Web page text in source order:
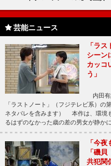
芸能ニュース
「ラ
シーン
カッコ
う」
内田有
「ラストノート」（フジテレビ系）の
ネタバレを含みます） 本作は、環境
るはずのなかった歳の差の男女が静か
「今
「磯
共犯関